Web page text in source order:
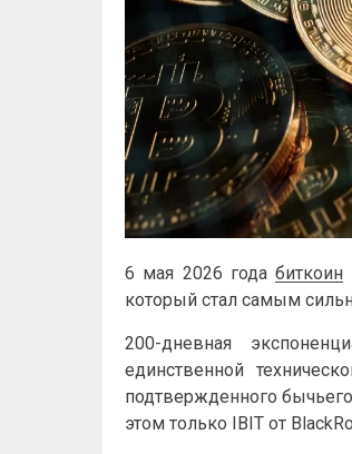
6 мая 2026 годабиткоин
который стал самым
200-дневная
единственной
подтвержденного
этом только IBIT от